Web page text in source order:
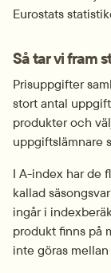
Eurostats
Så tar vi fram
Prisuppgifter
stort antal
produkter och
uppgiftslämnare
I A-index har de
kallad
ingår i
produkt finns på
inte göras